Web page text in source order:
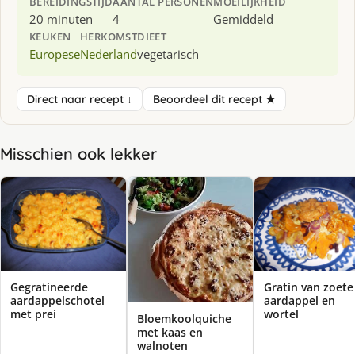
20 minuten 4 Gemiddeld
KEUKEN
Europese
HERKOMST
Nederland
DIEET
vegetarisch
Direct naar recept ↓ Beoordeel dit recept ★
Misschien ook lekker
Gegratineerde
aardappelschotel
met prei
Bloemkoolquiche
met kaas en
walnoten
Gratin van zoete
aardappel en
wortel